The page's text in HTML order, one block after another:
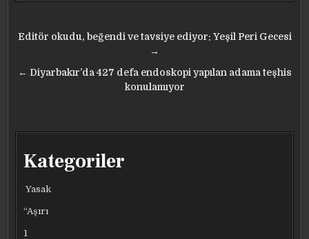
Yazı
Editör okudu, beğendi ve tavsiye ediyor: Yeşil Peri Gecesi
→
← Diyarbakır’da 427 defa endoskopi yapılan adama teşhis
konulamıyor
Kategoriler
Yasak
“Aşırı
1